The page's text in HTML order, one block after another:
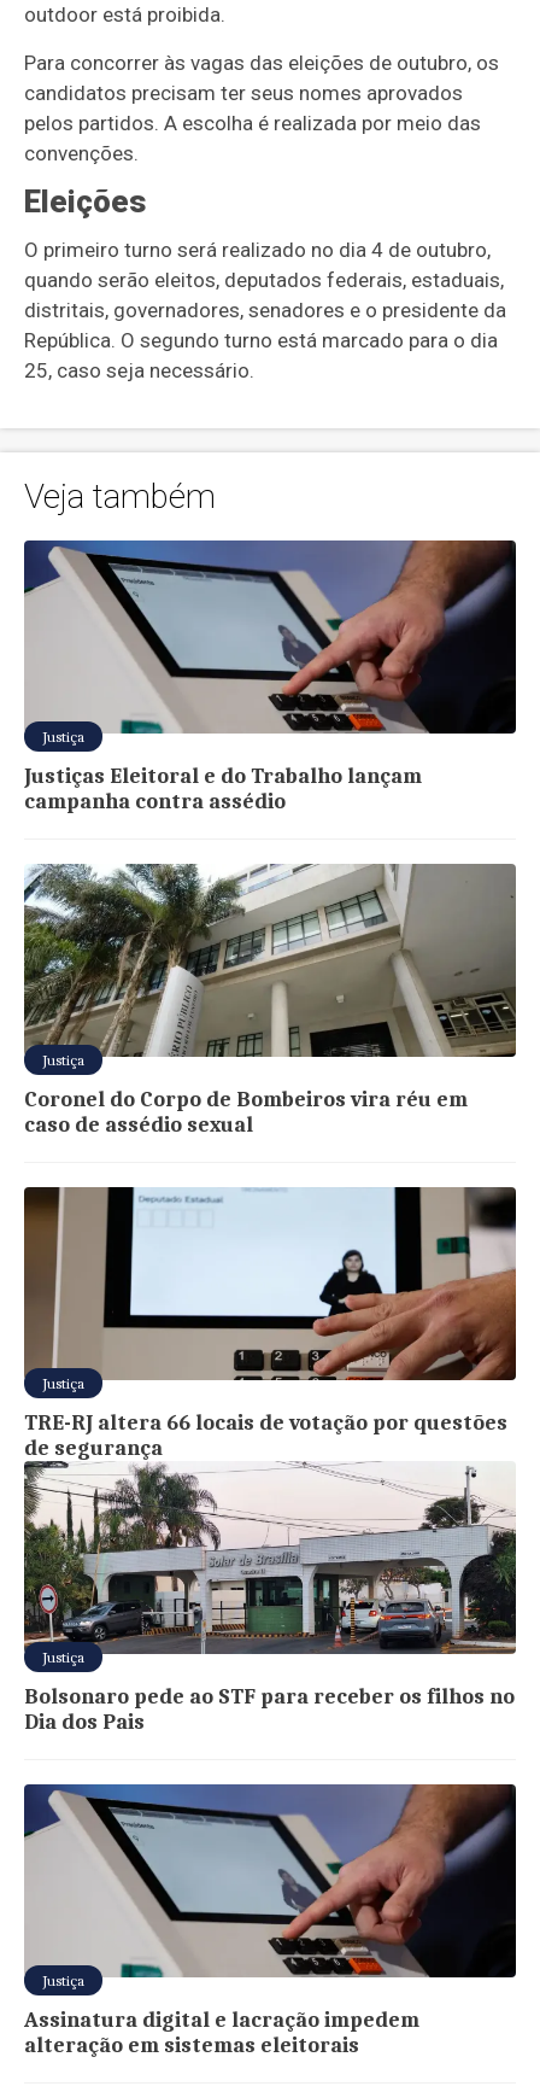
outdoor está proibida.
Para concorrer às vagas das eleições de outubro, os
candidatos precisam ter seus nomes aprovados
pelos partidos. A escolha é realizada por meio das
convenções.
Eleições
O primeiro turno será realizado no dia 4 de outubro,
quando serão eleitos, deputados federais, estaduais,
distritais, governadores, senadores e o presidente da
República. O segundo turno está marcado para o dia
25, caso seja necessário.
Veja também
Justiça
Justiças Eleitoral e do Trabalho lançam
campanha contra assédio
Justiça
Coronel do Corpo de Bombeiros vira réu em
caso de assédio sexual
Justiça
TRE-RJ altera 66 locais de votação por questões
de segurança
Justiça
Bolsonaro pede ao STF para receber os filhos no
Dia dos Pais
Justiça
Assinatura digital e lacração impedem
alteração em sistemas eleitorais